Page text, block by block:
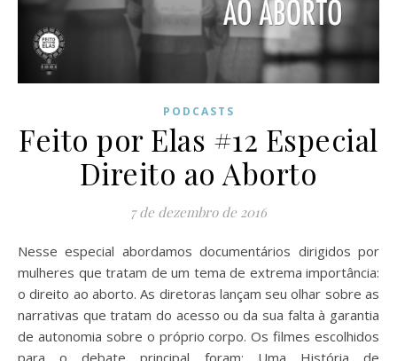
PODCASTS
Feito por Elas #12 Especial
Direito ao Aborto
7 de dezembro de 2016
Nesse especial abordamos documentários dirigidos por
mulheres que tratam de um tema de extrema importância:
o direito ao aborto. As diretoras lançam seu olhar sobre as
narrativas que tratam do acesso ou da sua falta à garantia
de autonomia sobre o próprio corpo. Os filmes escolhidos
para o debate principal foram: Uma História de